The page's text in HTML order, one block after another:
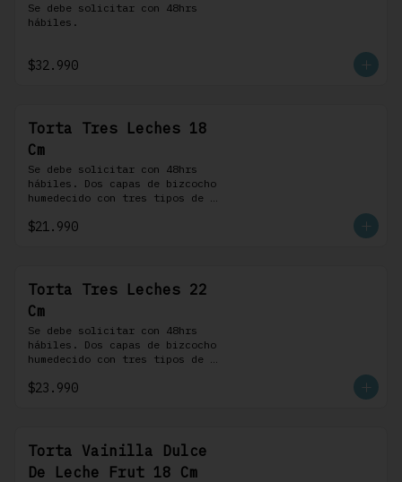
Se debe solicitar con 48hrs
hábiles.
$32.990
Torta Tres Leches 18
Cm
Se debe solicitar con 48hrs
hábiles. Dos capas de bizcocho
humedecido con tres tipos de
pastelera, cubierta con
$21.990
Torta Tres Leches 22
Cm
Se debe solicitar con 48hrs
hábiles. Dos capas de bizcocho
humedecido con tres tipos de
pastelera, cubierta con
$23.990
Torta Vainilla Dulce
De Leche Frut 18 Cm